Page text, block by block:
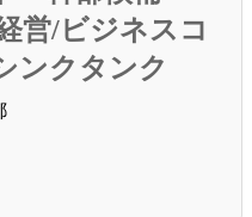
営/ビジネスコ
ンクタンク